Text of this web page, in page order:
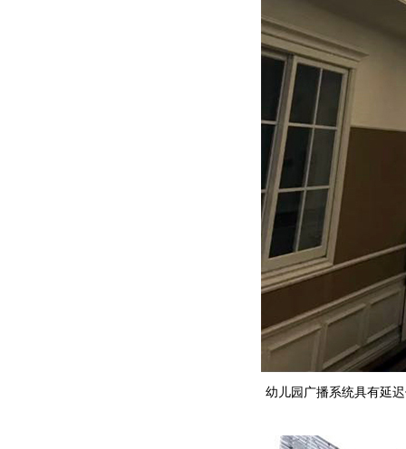
幼儿园广播系统具有延